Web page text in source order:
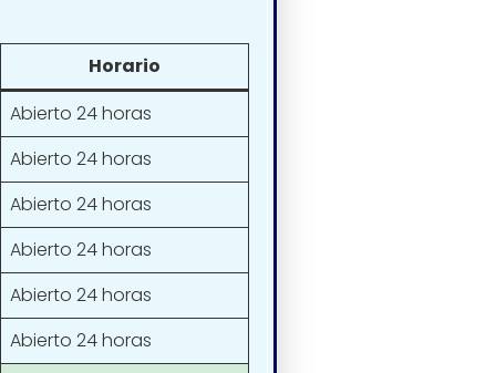
Horario
Abierto 24 horas
Abierto 24 horas
Abierto 24 horas
Abierto 24 horas
Abierto 24 horas
Abierto 24 horas